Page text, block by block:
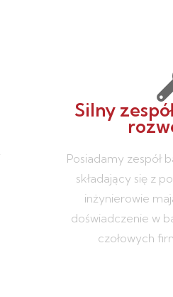
Silny
Posiadamy zespół
składający się z
inżynierowie
doświadczenie w
czołowych